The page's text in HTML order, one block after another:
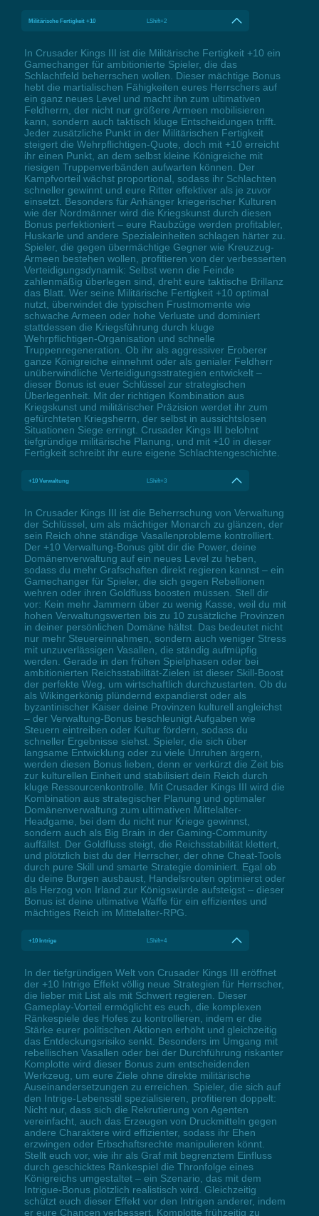
Militärische Fertigkeit +10 LShift+2
In Crusader Kings III ist die Militärische Fertigkeit +10 ein
Gamechanger für ambitionierte Spieler, die das
Schlachtfeld beherrschen wollen. Dieser mächtige Bonus
hebt die martialischen Fähigkeiten eures Herrschers auf
ein ganz neues Level und macht ihn zum ultimativen
Feldherrn, der nicht nur größere Armeen mobilisieren
kann, sondern auch taktisch kluge Entscheidungen trifft.
Jeder zusätzliche Punkt in der Militärischen Fertigkeit
steigert die Wehrpflichtigen-Quote, doch mit +10 erreicht
ihr einen Punkt, an dem selbst kleine Königreiche mit
riesigen Truppenverbänden aufwarten können. Der
Kampfvorteil wächst proportional, sodass ihr Schlachten
schneller gewinnt und eure Ritter effektiver als je zuvor
einsetzt. Besonders für Anhänger kriegerischer Kulturen
wie der Nordmänner wird die Kriegskunst durch diesen
Bonus perfektioniert – eure Raubzüge werden profitabler,
Huskarle und andere Spezialeinheiten schlagen härter zu.
Spieler, die gegen übermächtige Gegner wie Kreuzzug-
Armeen bestehen wollen, profitieren von der verbesserten
Verteidigungsdynamik: Selbst wenn die Feinde
zahlenmäßig überlegen sind, dreht eure taktische Brillanz
das Blatt. Wer seine Militärische Fertigkeit +10 optimal
nutzt, überwindet die typischen Frustmomente wie
schwache Armeen oder hohe Verluste und dominiert
stattdessen die Kriegsführung durch kluge
Wehrpflichtigen-Organisation und schnelle
Truppenregeneration. Ob ihr als aggressiver Eroberer
ganze Königreiche einnehmt oder als genialer Feldherr
unüberwindliche Verteidigungsstrategien entwickelt –
dieser Bonus ist euer Schlüssel zur strategischen
Überlegenheit. Mit der richtigen Kombination aus
Kriegskunst und militärischer Präzision werdet ihr zum
gefürchteten Kriegsherrn, der selbst in aussichtslosen
Situationen Siege erringt. Crusader Kings III belohnt
tiefgründige militärische Planung, und mit +10 in dieser
Fertigkeit schreibt ihr eure eigene Schlachtengeschichte.
+10 Verwaltung LShift+3
In Crusader Kings III ist die Beherrschung von Verwaltung
der Schlüssel, um als mächtiger Monarch zu glänzen, der
sein Reich ohne ständige Vasallenprobleme kontrolliert.
Der +10 Verwaltung-Bonus gibt dir die Power, deine
Domänenverwaltung auf ein neues Level zu heben,
sodass du mehr Grafschaften direkt regieren kannst – ein
Gamechanger für Spieler, die sich gegen Rebellionen
wehren oder ihren Goldfluss boosten müssen. Stell dir
vor: Kein mehr Jammern über zu wenig Kasse, weil du mit
hohen Verwaltungswerten bis zu 10 zusätzliche Provinzen
in deiner persönlichen Domäne hältst. Das bedeutet nicht
nur mehr Steuereinnahmen, sondern auch weniger Stress
mit unzuverlässigen Vasallen, die ständig aufmüpfig
werden. Gerade in den frühen Spielphasen oder bei
ambitionierten Reichsstabilität-Zielen ist dieser Skill-Boost
der perfekte Weg, um wirtschaftlich durchzustarten. Ob du
als Wikingerkönig plündernd expandierst oder als
byzantinischer Kaiser deine Provinzen kulturell angleichst
– der Verwaltung-Bonus beschleunigt Aufgaben wie
Steuern eintreiben oder Kultur fördern, sodass du
schneller Ergebnisse siehst. Spieler, die sich über
langsame Entwicklung oder zu viele Unruhen ärgern,
werden diesen Bonus lieben, denn er verkürzt die Zeit bis
zur kulturellen Einheit und stabilisiert dein Reich durch
kluge Ressourcenkontrolle. Mit Crusader Kings III wird die
Kombination aus strategischer Planung und optimaler
Domänenverwaltung zum ultimativen Mittelalter-
Headgame, bei dem du nicht nur Kriege gewinnst,
sondern auch als Big Brain in der Gaming-Community
auffällst. Der Goldfluss steigt, die Reichsstabilität klettert,
und plötzlich bist du der Herrscher, der ohne Cheat-Tools
durch pure Skill und smarte Strategie dominiert. Egal ob
du deine Burgen ausbaust, Handelsrouten optimierst oder
als Herzog von Irland zur Königswürde aufsteigst – dieser
Bonus ist deine ultimative Waffe für ein effizientes und
mächtiges Reich im Mittelalter-RPG.
+10 Intrige LShift+4
In der tiefgründigen Welt von Crusader Kings III eröffnet
der +10 Intrige Effekt völlig neue Strategien für Herrscher,
die lieber mit List als mit Schwert regieren. Dieser
Gameplay-Vorteil ermöglicht es euch, die komplexen
Ränkespiele des Hofes zu kontrollieren, indem er die
Stärke eurer politischen Aktionen erhöht und gleichzeitig
das Entdeckungsrisiko senkt. Besonders im Umgang mit
rebellischen Vasallen oder bei der Durchführung riskanter
Komplotte wird dieser Bonus zum entscheidenden
Werkzeug, um eure Ziele ohne direkte militärische
Auseinandersetzungen zu erreichen. Spieler, die sich auf
den Intrige-Lebensstil spezialisieren, profitieren doppelt:
Nicht nur, dass sich die Rekrutierung von Agenten
vereinfacht, auch das Erzeugen von Druckmitteln gegen
andere Charaktere wird effizienter, sodass ihr Ehen
erzwingen oder Erbschaftsrechte manipulieren könnt.
Stellt euch vor, wie ihr als Graf mit begrenztem Einfluss
durch geschicktes Ränkespiel die Thronfolge eines
Königreichs umgestaltet – ein Szenario, das mit dem
Intrigue-Bonus plötzlich realistisch wird. Gleichzeitig
schützt euch dieser Effekt vor den Intrigen anderer, indem
er eure Chancen verbessert, Komplotte frühzeitig zu